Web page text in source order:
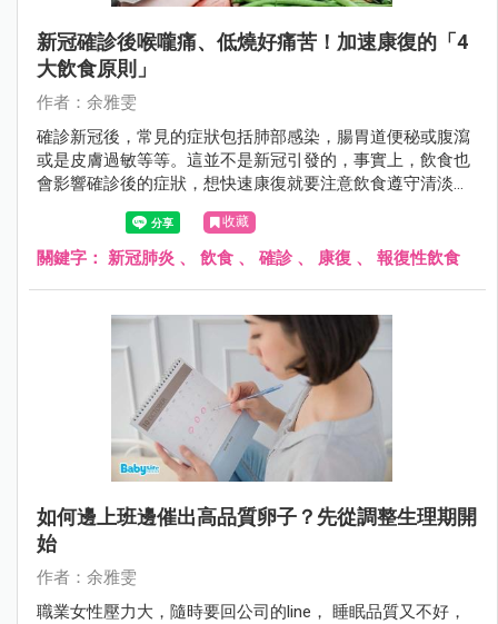
新冠確診後喉嚨痛、低燒好痛苦！加速康復的「4
大飲食原則」
作者：余雅雯
確診新冠後，常見的症狀包括肺部感染，腸胃道便秘或腹瀉
或是皮膚過敏等等。這並不是新冠引發的，事實上，飲食也
會影響確診後的症狀，想快速康復就要注意飲食遵守清淡好
消化原則。另外，也不能因爲隔離期結束就報復性飲食，食
復經常在病後報復性飲食中發生。
收藏
關鍵字： 新冠肺炎 、 飲食 、 確診 、 康復 、 報復性飲食
如何邊上班邊催出高品質卵子？先從調整生理期開
始
作者：余雅雯
職業女性壓力大，隨時要回公司的line， 睡眠品質又不好，